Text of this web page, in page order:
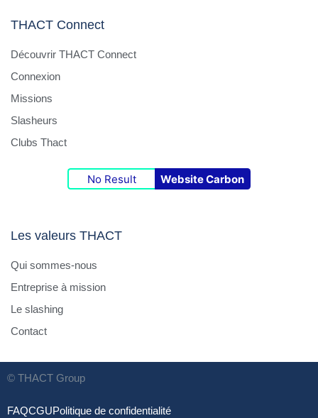
THACT Connect
Découvrir THACT Connect
Connexion
Missions
Slasheurs
Clubs Thact
No Result Website Carbon
Les valeurs THACT
Qui sommes-nous
Entreprise à mission
Le slashing
Contact
© THACT Group
FAQCGUPolitique de confidentialité